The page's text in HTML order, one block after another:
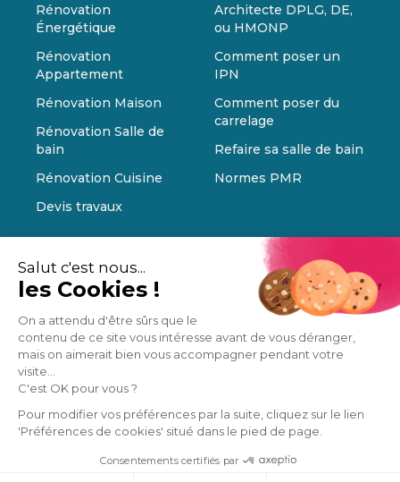
Salut c'est nous...
les Cookies !
On a attendu d'être sûrs que le
contenu de ce site vous intéresse avant de vous déranger,
mais on aimerait bien vous accompagner pendant votre
visite...
C'est OK pour vous ?
Pour modifier vos préférences par la suite, cliquez sur le lien
'Préférences de cookies' situé dans le pied de page.
Consentements certifiés par
Rénovation
Énergétique
Rénovation
Appartement
Rénovation Maison
Rénovation Salle de
bain
Rénovation Cuisine
Devis travaux
Architecte DPLG, DE,
ou HMONP
Comment poser un
IPN
Comment poser du
carrelage
Refaire sa salle de bain
Normes PMR